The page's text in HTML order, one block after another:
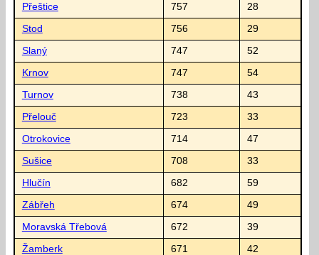
Přeštice 757 28
Stod 756 29
Slaný 747 52
Krnov 747 54
Turnov 738 43
Přelouč 723 33
Otrokovice 714 47
Sušice 708 33
Hlučín 682 59
Zábřeh 674 49
Moravská Třebová 672 39
Žamberk 671 42